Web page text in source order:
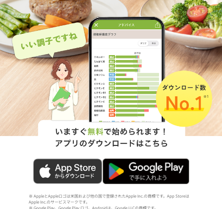
※ AppleとAppleロゴは米国および他の国で登録されたApple Inc.の商標です。App Storeは
Apple Inc.のサービスマークです。